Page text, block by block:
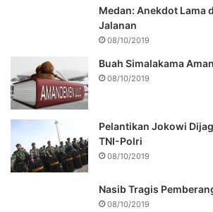
Medan: Anekdot Lama
Jalanan
08/10/2019
Buah Simalakama
08/10/2019
Pelantikan Jokowi
TNI-Polri
08/10/2019
Nasib Tragis
08/10/2019